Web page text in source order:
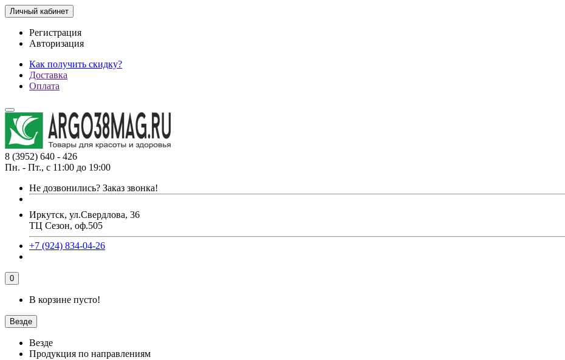
Личный кабинет
Регистрация
Авторизация
Как получить скидку?
Доставка
Оплата
8 (3952) 640 - 426
Пн. - Пт., с 11:00 до 19:00
Не дозвонились? Заказ звонка!
Иркутск, ул.Свердлова, 36
ТЦ Сезон, оф.505
+7 (924) 834-04-26
0
В корзине пусто!
Везде
Везде
Продукция по направлениям